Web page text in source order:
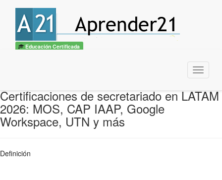
Educación Certificada
Menu
Certificaciones de secretariado en LATAM
2026: MOS, CAP IAAP, Google
Workspace, UTN y más
Definición